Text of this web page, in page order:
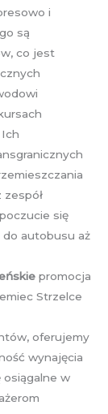
i
są
co jest
zespół
się
autobusu aż
promocja
Strzelce
oferujemy
wynajęcia
osiągalne w